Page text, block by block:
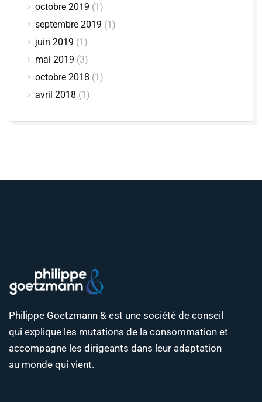
octobre 2019 (1)
septembre 2019 (1)
juin 2019 (1)
mai 2019 (3)
octobre 2018 (1)
avril 2018 (1)
Philippe Goetzmann & est une société de conseil
qui explique les mutations de la consommation et
accompagne les dirigeants dans leur adaptation
au monde qui vient.